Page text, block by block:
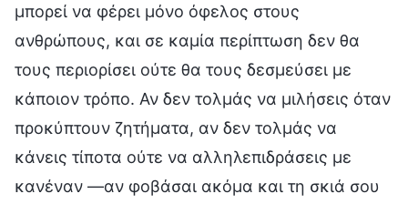
μπορεί να φέρει μόνο όφελος στους
ανθρώπους, και σε καμία περίπτωση δεν θα
τους περιορίσει ούτε θα τους δεσμεύσει με
κάποιον τρόπο. Αν δεν τολμάς να μιλήσεις όταν
προκύπτουν ζητήματα, αν δεν τολμάς να
κάνεις τίποτα ούτε να αλληλεπιδράσεις με
κανέναν —αν φοβάσαι ακόμα και τη σκιά σου